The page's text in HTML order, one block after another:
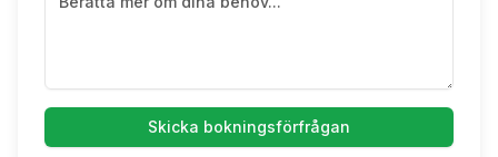
Skicka bokningsförfrågan